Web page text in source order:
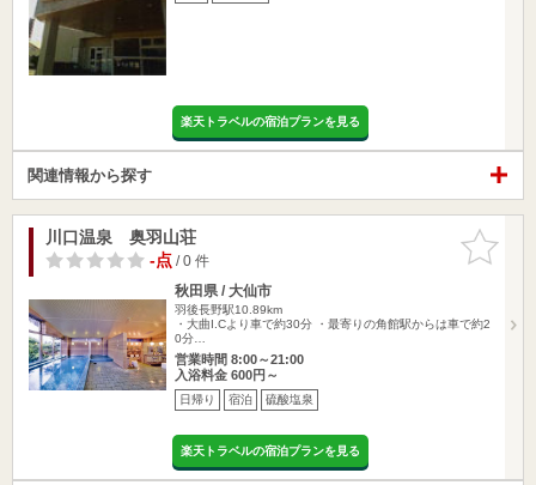
楽天トラベルの宿泊プランを見る
関連情報から探す
お気に入
りに追加
川口温泉 奥羽山荘
-点/ 0 件
秋田県 / 大仙市
羽後長野駅10.89km
・大曲I.Cより車で約30分 ・最寄りの角館駅からは車で約2
0分…
営業時間 8:00～21:00
入浴料金 600円～
日帰り 宿泊 硫酸塩泉
楽天トラベルの宿泊プランを見る